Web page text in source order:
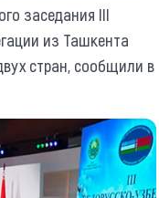
заседания III
из Ташкента
стран, сообщили в